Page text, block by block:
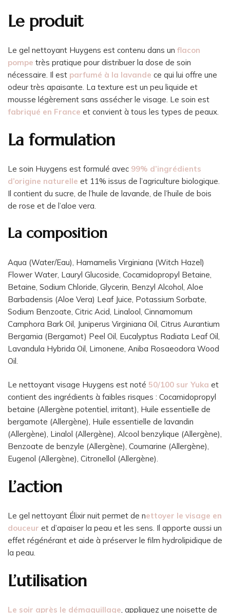
Le produit
Le gel nettoyant Huygens est contenu dans un flacon
pompe très pratique pour distribuer la dose de soin
nécessaire. Il est parfumé à la lavande ce qui lui offre une
odeur très apaisante. La texture est un peu liquide et
mousse légèrement sans assécher le visage. Le soin est
fabriqué en France et convient à tous les types de peaux.
La formulation
Le soin Huygens est formulé avec 99% d’ingrédients
d’origine naturelle et 11% issus de l’agriculture biologique.
Il contient du sucre, de l’huile de lavande, de l’huile de bois
de rose et de l’aloe vera.
La composition
Aqua (Water/Eau), Hamamelis Virginiana (Witch Hazel)
Flower Water, Lauryl Glucoside, Cocamidopropyl Betaine,
Betaine, Sodium Chloride, Glycerin, Benzyl Alcohol, Aloe
Barbadensis (Aloe Vera) Leaf Juice, Potassium Sorbate,
Sodium Benzoate, Citric Acid, Linalool, Cinnamomum
Camphora Bark Oil, Juniperus Virginiana Oil, Citrus Aurantium
Bergamia (Bergamot) Peel Oil, Eucalyptus Radiata Leaf Oil,
Lavandula Hybrida Oil, Limonene, Aniba Rosaeodora Wood
Oil.
Le nettoyant visage Huygens est noté 50/100 sur Yuka et
contient des ingrédients à faibles risques : Cocamidopropyl
betaine (Allergène potentiel, irritant), Huile essentielle de
bergamote (Allergène), Huile essentielle de lavandin
(Allergène), Linalol (Allergène), Alcool benzylique (Allergène),
Benzoate de benzyle (Allergène), Coumarine (Allergène),
Eugenol (Allergène), Citronellol (Allergène).
L’action
Le gel nettoyant Élixir nuit permet de nettoyer le visage en
douceur et d’apaiser la peau et les sens. Il apporte aussi un
effet régénérant et aide à préserver le film hydrolipidique de
la peau.
L’utilisation
Le soir après le démaquillage, appliquez une noisette de